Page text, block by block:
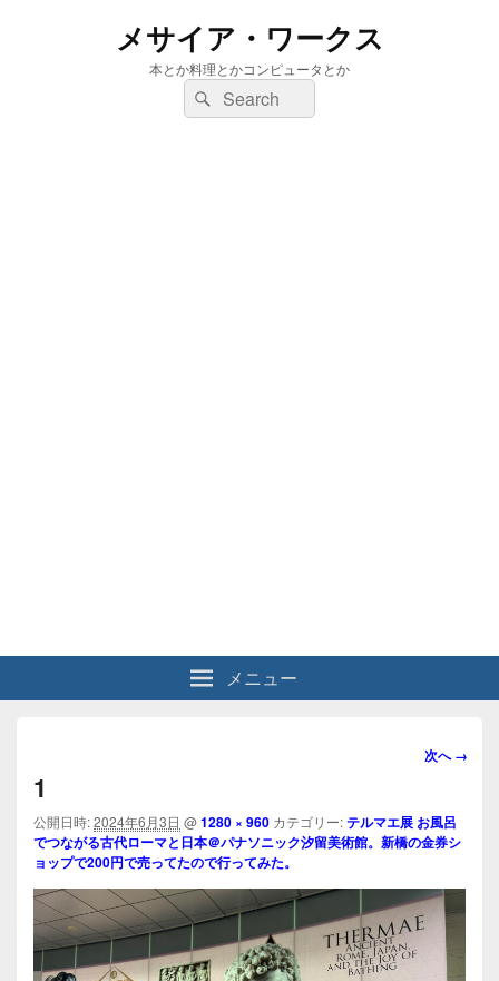
メサイア・ワークス
本とか料理とかコンピュータとか
検
索:
検
索
メニュー
画
ビ
ゲ
シ
ョ
ン
次へ →
1
公開日時:2024年6月3日 @1280 × 960 カテゴリー:テルマエ展 お風呂
でつながる古代ローマと日本＠パナソニック汐留美術館。新橋の金券シ
ョップで200円で売ってたので行ってみた。